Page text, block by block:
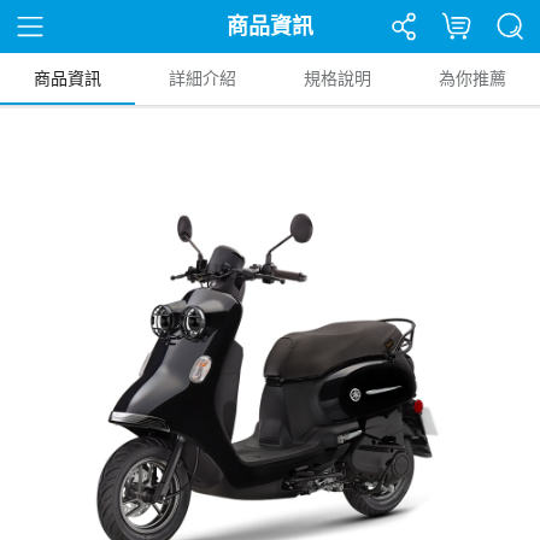
商品資訊
商品資訊 詳細介紹 規格說明 為你推薦